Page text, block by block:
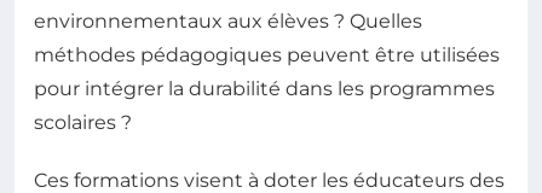
environnementaux aux élèves ? Quelles
méthodes pédagogiques peuvent être utilisées
pour intégrer la durabilité dans les programmes
scolaires ?
Ces formations visent à doter les éducateurs des